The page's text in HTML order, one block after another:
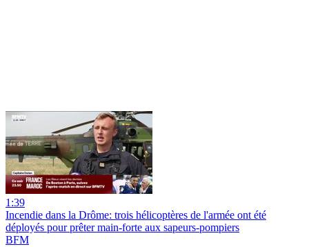
1:39
Incendie dans la Drôme: trois hélicoptères de l'armée ont été
déployés pour prêter main-forte aux sapeurs-pompiers
BFM